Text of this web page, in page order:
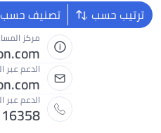
ترتيب حسب تصنيف حسبنحن دائماً
مركز
الدعم عبر
الدعم عبر
16358